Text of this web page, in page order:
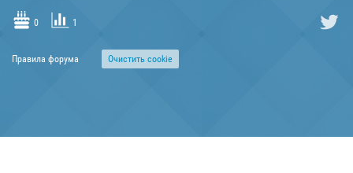

0 1
Правила форума Очиcтить cookie